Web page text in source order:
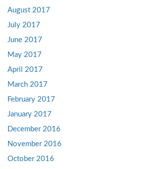
August 2017
July 2017
June 2017
May 2017
April 2017
March 2017
February 2017
January 2017
December 2016
November 2016
October 2016